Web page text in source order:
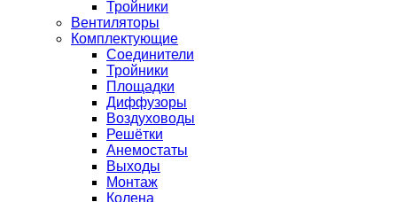
Тройники
Вентиляторы
Комплектующие
Соединители
Тройники
Площадки
Диффузоры
Воздуховоды
Решётки
Анемостаты
Выходы
Монтаж
Колена